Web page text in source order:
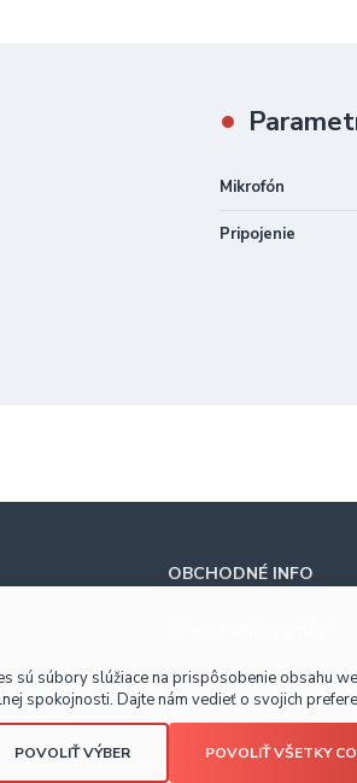
Mikrofón
Pripojenie
OBCHODNÉ INFO
sú súbory slúžiace na prispôsobenie obsahu
spokojnosti. Dajte nám vedieť o svojich
POVOLIŤ VÝBER POVOLIŤ VŠETKY